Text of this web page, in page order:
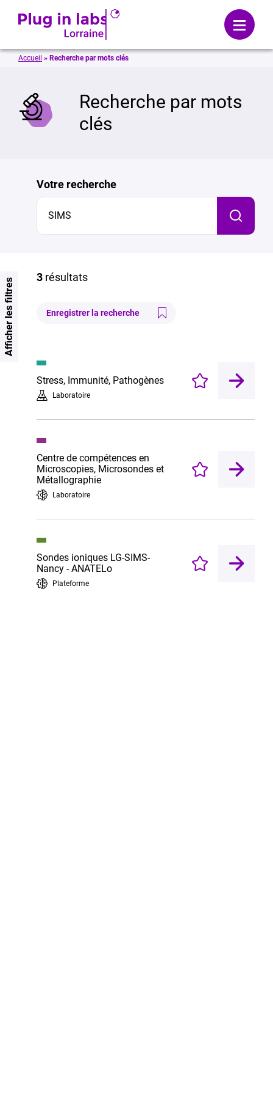
Se connecter
Menu
Recherche par mots
clés
Accueil » Recherche par mots clés
Votre recherche
3 résultats
Enregistrer la recherche
Stress, Immunité, Pathogènes
Laboratoire
Enregistrer
Centre de compétences en
Microscopies, Microsondes et
Métallographie
Laboratoire
Enregistrer
Sondes ioniques LG-SIMS-
Nancy - ANATELo
Plateforme
Enregistrer
Afficher les filtres